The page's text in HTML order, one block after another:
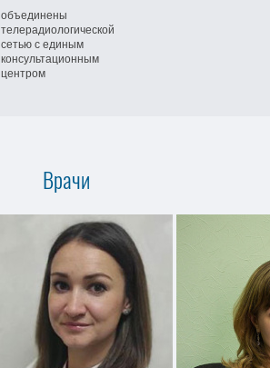
объединены
телерадиологической
сетью с единым
консультационным
центром
Врачи